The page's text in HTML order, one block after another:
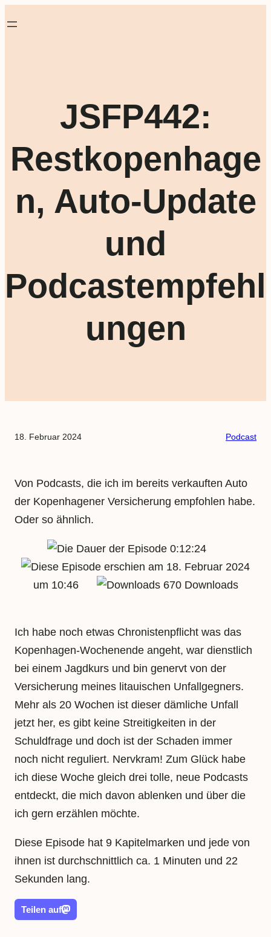
JSFP442:
Restkopenhage
n, Auto-Update
und
Podcastempfehl
ungen
18. Februar 2024 Podcast
Von Podcasts, die ich im bereits verkauften Auto
der Kopenhagener Versicherung empfohlen habe.
Oder so ähnlich.
0:12:24
18. Februar 2024
um 10:46
670 Downloads
Ich habe noch etwas Chronistenpflicht was das
Kopenhagen-Wochenende angeht, war dienstlich
bei einem Jagdkurs und bin genervt von der
Versicherung meines litauischen Unfallgegners.
Mehr als 20 Wochen ist dieser dämliche Unfall
jetzt her, es gibt keine Streitigkeiten in der
Schuldfrage und doch ist der Schaden immer
noch nicht reguliert. Nervkram! Zum Glück habe
ich diese Woche gleich drei tolle, neue Podcasts
entdeckt, die mich davon ablenken und über die
ich gern erzählen möchte.
Diese Episode hat 9 Kapitelmarken und jede von
ihnen ist durchschnittlich ca. 1 Minuten und 22
Sekunden lang.
Teilen auf